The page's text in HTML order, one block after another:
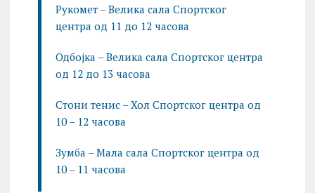
Рукомет – Велика сала Спортског
центра од 11 до 12 часова
Одбојка – Велика сала Спортског центра
од 12 до 13 часова
Стони тенис – Хол Спортског центра од
10 – 12 часова
Зумба – Мала сала Спортског центра од
10 – 11 часова